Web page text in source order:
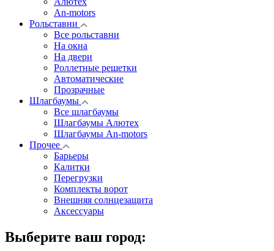
An-motors
Рольставни
Все рольставни
На окна
На двери
Роллетные решетки
Автоматические
Прозрачные
Шлагбаумы
Все шлагбаумы
Шлагбаумы Алютех
Шлагбаумы An-motors
Прочее
Барьеры
Калитки
Перегрузки
Комплекты ворот
Внешняя солнцезащита
Аксессуары
Выберите ваш город: